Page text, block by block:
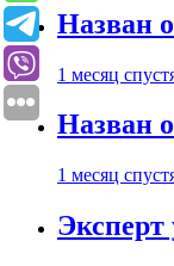
Назван
1 месяц
Назван
1 месяц
Эксперт